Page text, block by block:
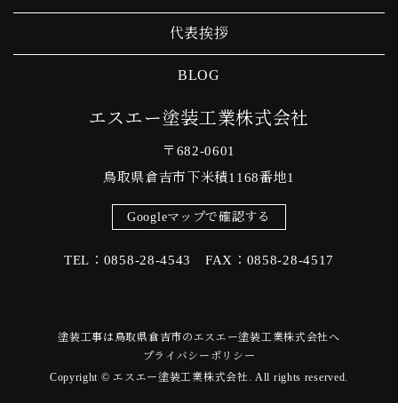
代表挨拶
BLOG
エスエー塗装工業株式会社
〒682-0601
鳥取県倉吉市下米積1168番地1
Googleマップで確認する
TEL：0858-28-4543 FAX：0858-28-4517
塗装工事は鳥取県倉吉市のエスエー塗装工業株式会社へ
プライバシーポリシー
Copyright © エスエー塗装工業株式会社. All rights reserved.